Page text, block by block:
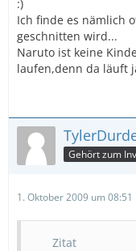
:)
Ich finde es nämlich
geschnitten wird...
Naruto ist keine
laufen,denn da läuft
Gehört zum
1. Oktober 2009 um 08:51
Zitat